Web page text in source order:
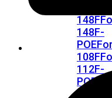
148F
148F-
POE
108F
112F-
POE